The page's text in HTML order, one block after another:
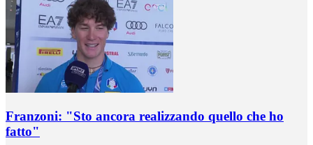
Franzoni: "Sto ancora realizzando quello che ho
fatto"